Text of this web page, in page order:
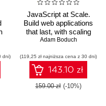
dni)
JavaScript at Scale.
Build web applications
that last, with scaling
insights from the front-
development
Adam Boduch
(119,25 zł najniższa cena z 30 dni)
143.10 zł
159.00 zł (-10%)